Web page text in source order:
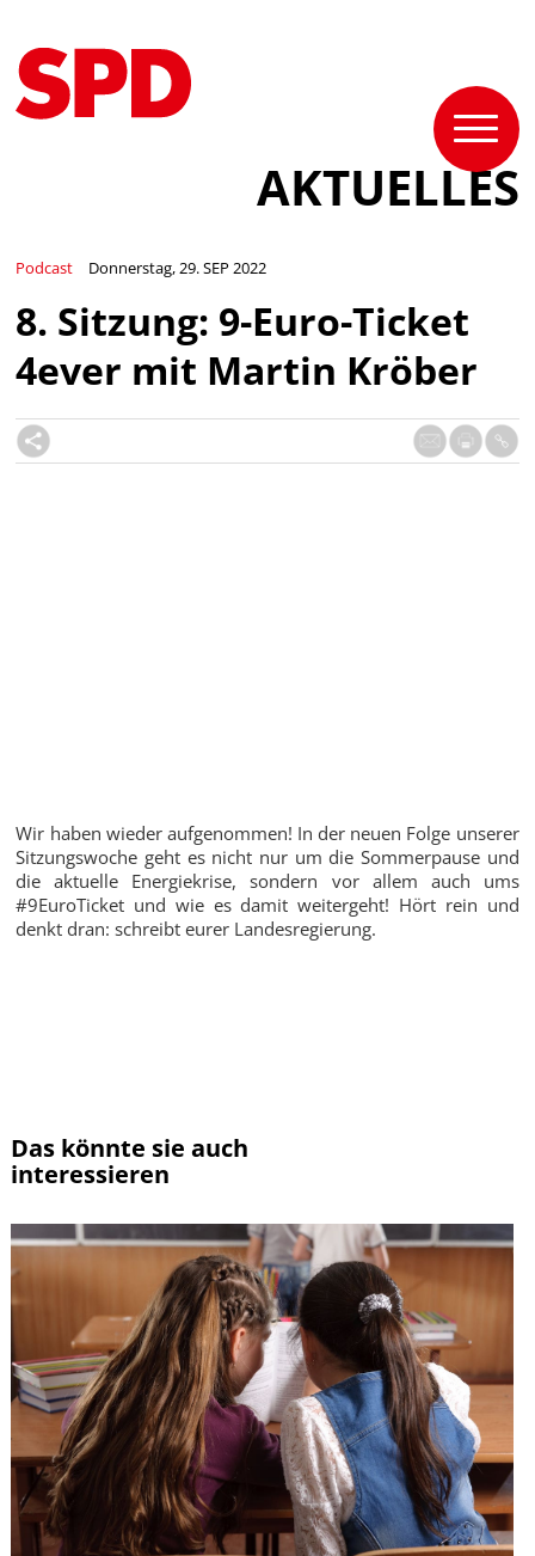
AKTUELLES
Podcast Donnerstag, 29. SEP 2022
8. Sitzung: 9-Euro-Ticket
4ever mit Martin Kröber
Wir haben wieder aufgenommen! In der neuen Folge unserer
Sitzungswoche geht es nicht nur um die Sommerpause und
die aktuelle Energiekrise, sondern vor allem auch ums
#9EuroTicket und wie es damit weitergeht! Hört rein und
denkt dran: schreibt eurer Landesregierung.
Das könnte sie auch
interessieren